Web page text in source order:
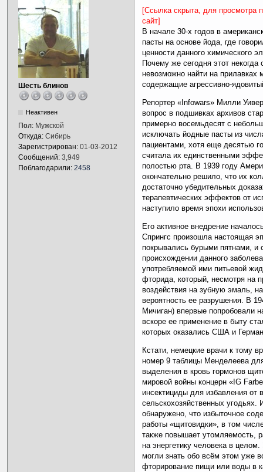
Шесть блинов
Неактивен
Пол: Мужской
Откуда: Сибирь
Зарегистрирован: 01-03-2012
Сообщений: 3,949
Поблагодарили: 2458
[Ссылка скрыта, для просмотра
сайт]
В начале 30-х годов в
пасты на основе йода, где
ценности данного химического
Почему же сегодня этот
невозможно найти на
содержащие агрессивно-
Репортер «Infowars» Милли
вопрос в подшивках архивов
примерно восемьдесят с
исключать йодные пасты из
пациентами, хотя еще десятью
считала их единственными
полостью рта. В 1939 году
окончательно решило, что их
достаточно убедительных
терапевтических эффектов от
наступило время эпохи
Его активное внедрение
Спрингс произошла настоящая
покрывались бурыми пятнами, и
происхождении данного
употребляемой ими питьевой
фторида, который, несмотря на
воздействия на зубную эмаль,
вероятность ее разрушения. В
Мичиган) впервые попробовали
вскоре ее применение в быту
которых оказались США и
Кстати, немецкие врачи к тому
номер 9 таблицы Менделеева
выделения в кровь гормонов
мировой войны концерн «IG
инсектициды для избавления от
сельскохозяйственных
обнаружено, что избыточное
работы «щитовидки», в том
также повышает утомляемость,
на энергетику человека в
могли знать обо всём этом уже
фторирование пищи или воды в